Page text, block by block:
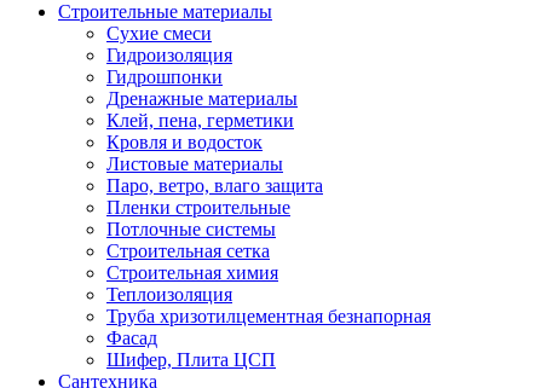
Строительные материалы
Сухие смеси
Гидроизоляция
Гидрошпонки
Дренажные материалы
Клей, пена, герметики
Кровля и водосток
Листовые материалы
Паро, ветро, влаго защита
Пленки строительные
Потлочные системы
Строительная сетка
Строительная химия
Теплоизоляция
Труба хризотилцементная безнапорная
Фасад
Шифер, Плита ЦСП
Сантехника